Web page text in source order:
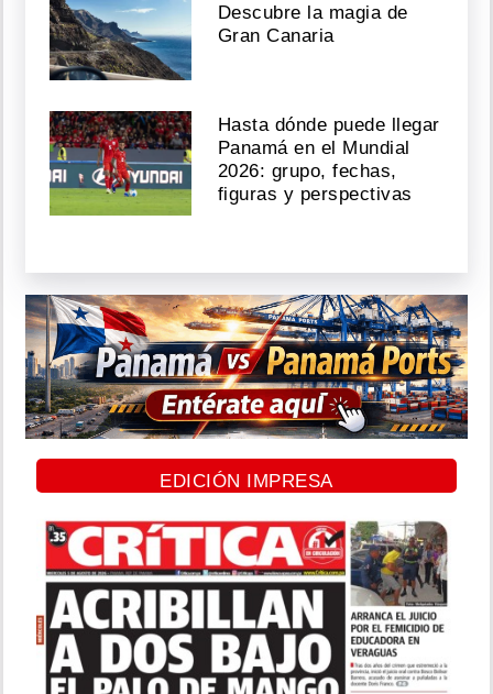
Descubre la magia de
Gran Canaria
Hasta dónde puede llegar
Panamá en el Mundial
2026: grupo, fechas,
figuras y perspectivas
EDICIÓN IMPRESA